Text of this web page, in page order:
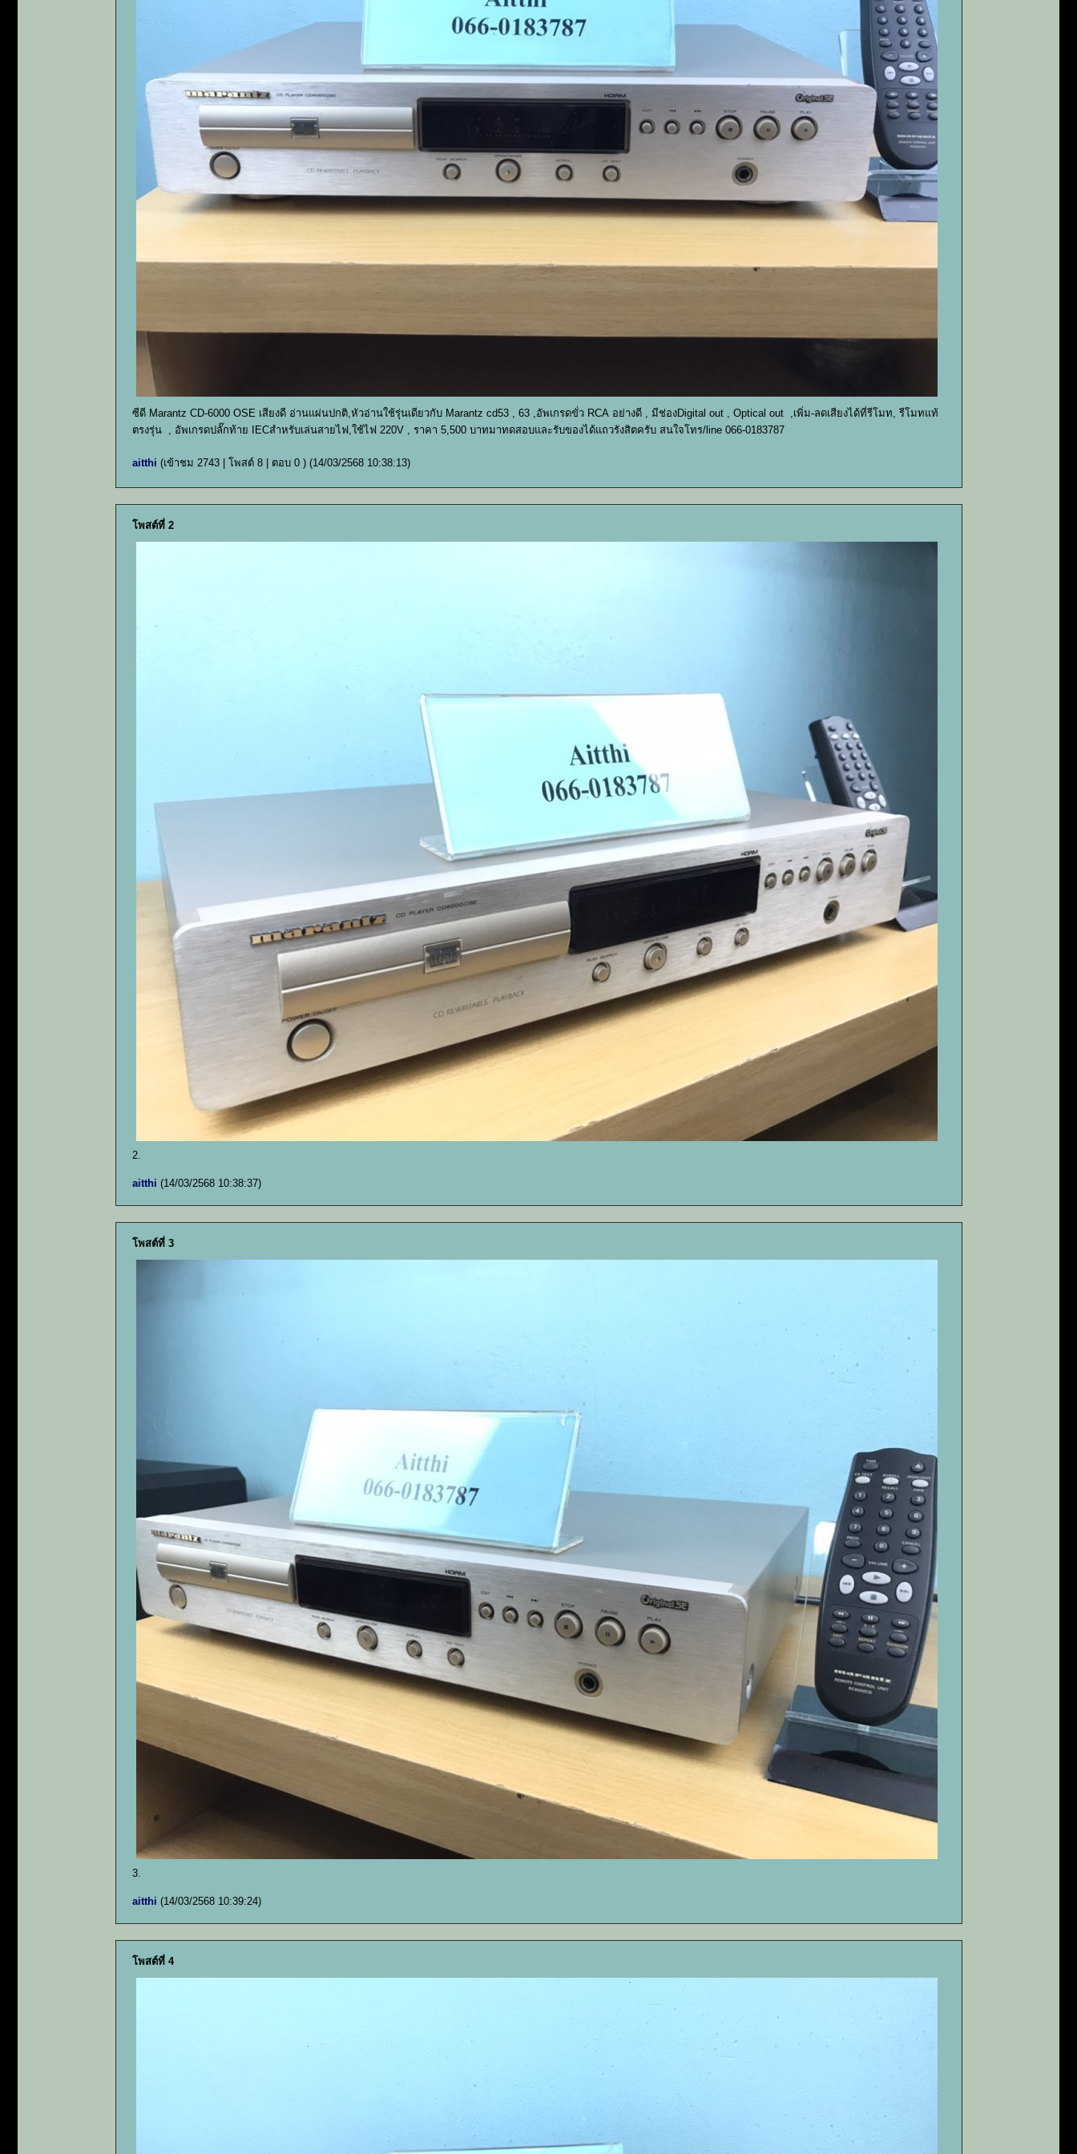
ซีดี Marantz CD-6000 OSE เสียงดี อ่านแผ่นปกติ,หัวอ่านใช้รุ่นเดียวกับ Marantz cd53 , 63 ,อัพเกรดขั่ว RCA อย่างดี , มีช่องDigital out , Optical out ,เพิ่ม-ลดเสียงได้ที่รีโมท, รีโมทแท้
ตรงรุ่น , อัพเกรดปลั๊กท้าย IECสำหรับเล่นสายไฟ,ใช้ไฟ 220V , ราคา 5,500 บาทมาทดสอบและรับของได้แถวรังสิตครับ สนใจโทร/line 066-0183787
aitthi (เข้าชม 2743 | โพสต์ 8 | ตอบ 0 ) (14/03/2568 10:38:13)
โพสต์ที่ 2
2.
aitthi (14/03/2568 10:38:37)
โพสต์ที่ 3
3.
aitthi (14/03/2568 10:39:24)
โพสต์ที่ 4